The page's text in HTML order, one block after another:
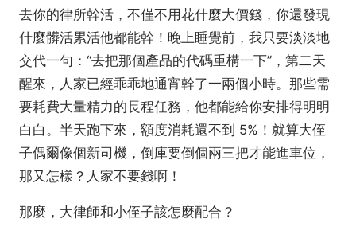
去你的律所幹活，不僅不用花什麼大價錢，你還發現
什麼髒活累活他都能幹！晚上睡覺前，我只要淡淡地
交代一句：“去把那個產品的代碼重構一下”，第二天
醒來，人家已經乖乖地通宵幹了一兩個小時。那些需
要耗費大量精力的長程任務，他都能給你安排得明明
白白。半天跑下來，額度消耗還不到 5%！就算大侄
子偶爾像個新司機，倒庫要倒個兩三把才能進車位，
那又怎樣？人家不要錢啊！
那麼，大律師和小侄子該怎麼配合？